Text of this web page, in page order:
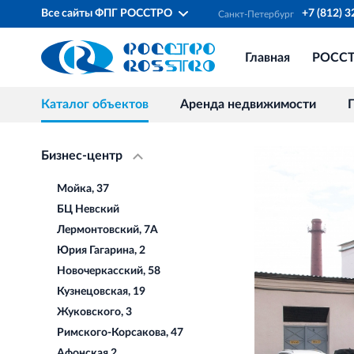
Все сайты ФПГ РОССТРО Санкт‐Петербург +7 (812)
Главная
Каталог объектов Аренда недвижимости
Бизнес-центр
Мойка, 37
БЦ Невский
Лермонтовский, 7А
Юрия Гагарина, 2
Новочеркасский, 58
Кузнецовская, 19
Жуковского, 3
Римского-Корсакова, 47